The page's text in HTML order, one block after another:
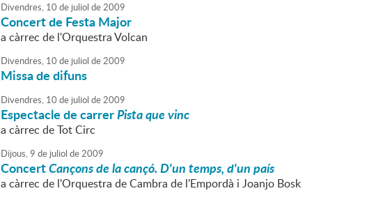
Divendres, 10 de juliol de2009
Concert de Festa Major
a càrrec de l'Orquestra Volcan
Divendres, 10 de juliol de2009
Missa de difuns
Divendres, 10 de juliol de2009
Espectacle de carrerPista que vinc
a càrrec de Tot Circ
Dijous,9 de juliol de2009
ConcertCançons de la cançó. D'un temps, d'un país
a càrrec de l'Orquestra de Cambra de l'Empordà i Joanjo Bosk